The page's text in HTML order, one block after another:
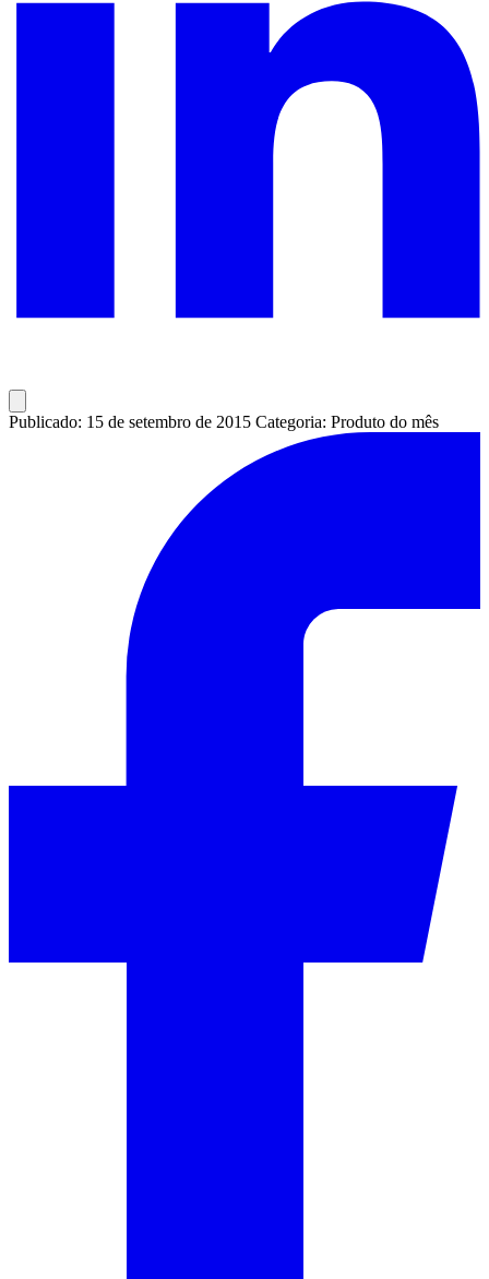
Publicado: 15 de setembro de 2015 Categoria: Produto do mês